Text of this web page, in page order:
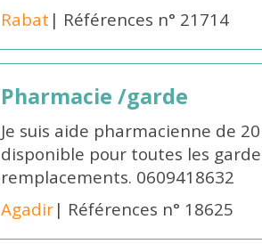
Rabat | Références n° 21714
Pharmacie /garde
Je suis aide pharmacienne de
disponible pour toutes les
remplacements. 0609418632
Agadir| Références n° 18625